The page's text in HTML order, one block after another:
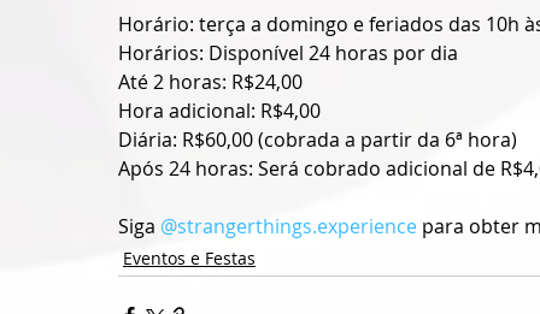
Horário: terça a domingo e feriados das 10h
Horários: Disponível 24 horas por dia
Até 2 horas: R$24,00
Hora adicional: R$4,00
Diária: R$60,00 (cobrada a partir da 6ª hora)
Após 24 horas: Será cobrado adicional de
Siga @strangerthings.experience para obter
Eventos e Festas